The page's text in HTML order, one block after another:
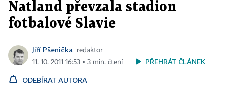
Natland převzala stadion
fotbalové Slavie
Jiří Pšenička
redaktor
11. 10. 2011 16:53 ▪ 3 min. čtení
PŘEHRÁT ČLÁNEK
ODEBÍRAT AUTORA